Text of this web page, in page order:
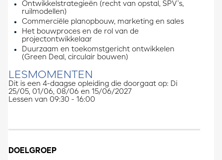
Ontwikkelstrategieën (recht van opstal, SPV’s,
ruilmodellen)
Commerciële planopbouw, marketing en sales
Het bouwproces en de rol van de
projectontwikkelaar
Duurzaam en toekomstgericht ontwikkelen
(Green Deal, circulair bouwen)
LESMOMENTEN
Dit is een 4-daagse opleiding die doorgaat op: Di
25/05, 01/06, 08/06 en 15/06/2027
Lessen van 09:30 - 16:00
DOELGROEP